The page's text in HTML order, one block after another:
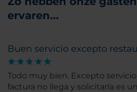
ervaren...
Buen servicio excepto
Todo muy bien. Excepto
factura no llega y solicitarla es